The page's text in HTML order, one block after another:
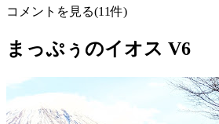
コメントを見る(11件)
まっぷぅのイオス V6